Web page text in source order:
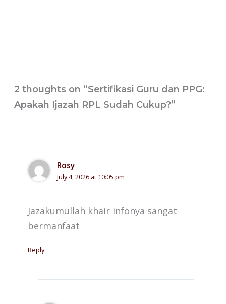
2 thoughts on “Sertifikasi Guru dan PPG:
Apakah Ijazah RPL Sudah Cukup?”
Rosy
July 4, 2026 at 10:05 pm
Jazakumullah khair infonya sangat
bermanfaat
Reply